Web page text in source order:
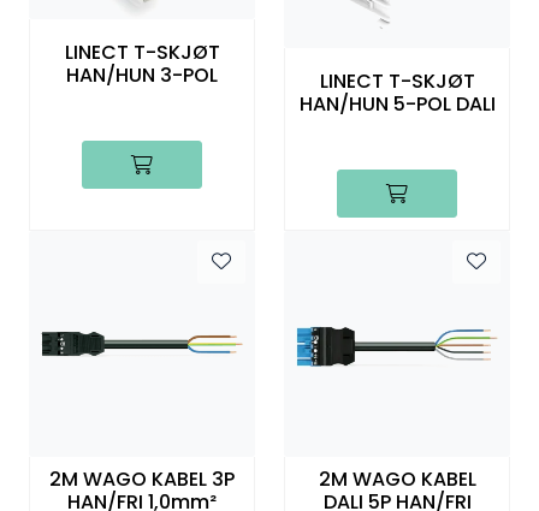
LINECT T-SKJØT
HAN/HUN 3-POL
LINECT T-SKJØT
HAN/HUN 5-POL DALI
2M WAGO KABEL 3P
HAN/FRI 1,0mm²
2M WAGO KABEL
DALI 5P HAN/FRI